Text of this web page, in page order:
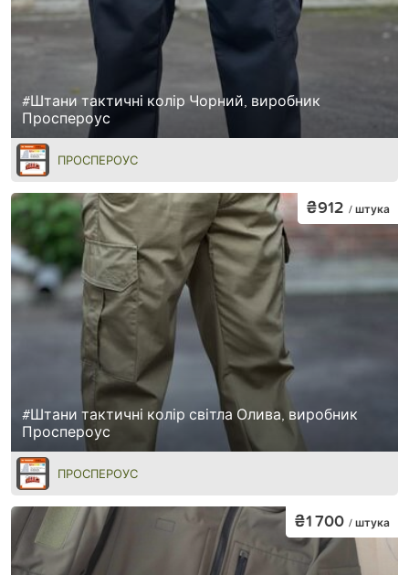
#Штани тактичні колір Чорний, виробник
Проспероус
ПРОСПЕРОУС
#Штани тактичні колір світла Олива, виробник
Проспероус
₴912 / штука
ПРОСПЕРОУС
₴1 700 / штука